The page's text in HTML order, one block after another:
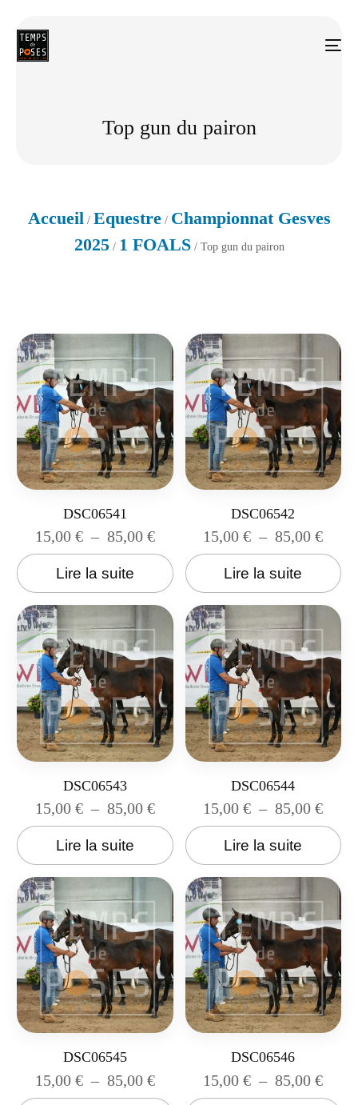
Top gun du pairon
Accueil / Equestre/ Championnat Gesves
2025/ 1 FOALS/ Top gun du pairon
DSC06541
15,00 € – 85,00 €
Lire la suite
DSC06542
15,00€ – 85,00€
Lire la suite
DSC06543
15,00 € – 85,00 €
Lire la suite
DSC06544
15,00€ – 85,00€
Lire la suite
DSC06545
15,00 € – 85,00 €
DSC06546
15,00€ – 85,00€